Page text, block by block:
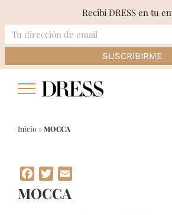
Inicio »MOCCA
Facebook
Twitter
MOCCA
Recibí DRESS en tu